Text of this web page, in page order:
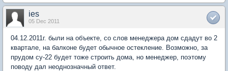
ies
05 Dec 2011
04.12.2011г. были на объекте, со слов менеджера дом сдадут во 2
квартале, на балконе будет обычное остекление. Возможно, за
прудом су-22 будет тоже строить дома, но менеджер, поэтому
поводу дал неоднозначный ответ.